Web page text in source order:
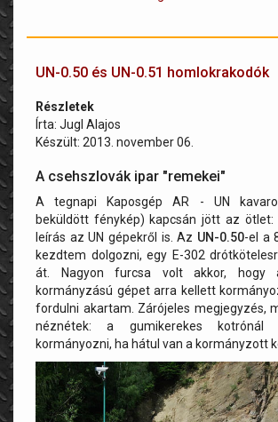
UN-0.50 és UN-0.51 homlokrakodók
Részletek
Írta: Jugl Alajos
Készült: 2013. november 06.
A csehszlovák ipar "remekei"
A tegnapi Kaposgép AR - UN
beküldött fénykép) kapcsán jött az ötlet:
leírás az UN gépekről is. Az UN-0.50-el a
kezdtem dolgozni, egy E-302
át. Nagyon furcsa volt akkor, hogy
kormányzású gépet arra kellett
fordulni akartam. Zárójeles megjegyzés,
néznétek: a gumikerekes kotrónál
kormányozni, ha hátul van a kormányzott